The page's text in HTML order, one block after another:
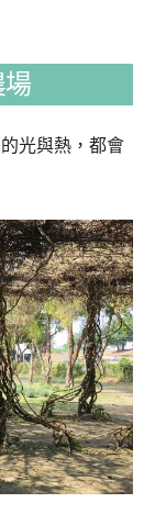
光與熱，都會